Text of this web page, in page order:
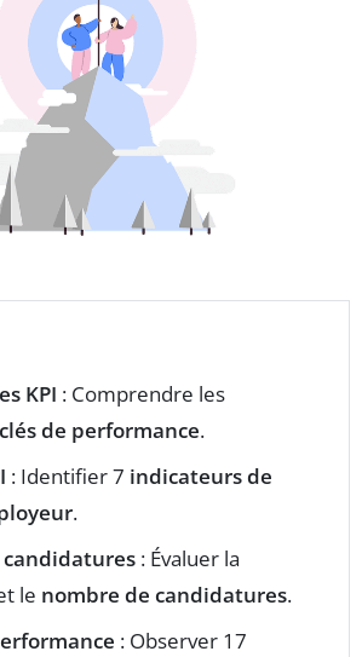
KPI : Comprendre les
de performance.
: Identifier 7 indicateurs de
.
candidatures : Évaluer la
le nombre de candidatures.
: Observer 17